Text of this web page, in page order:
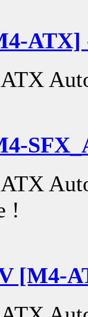
ATX]
!
[M4-